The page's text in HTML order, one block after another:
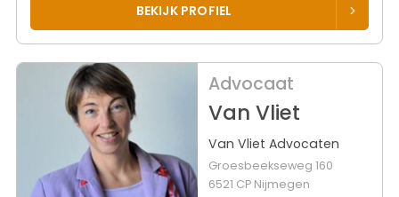
BEKIJK PROFIEL
Advocaat
Van Vliet
Van Vliet Advocaten
Groesbeekseweg 160
6521 CP Nijmegen